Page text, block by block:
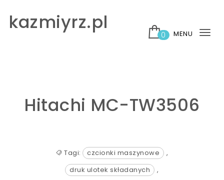
kazmiyrz.pl
0 MENU
Hitachi MC-TW3506
Tagi: czcionki maszynowe
,
druk ulotek składanych
,